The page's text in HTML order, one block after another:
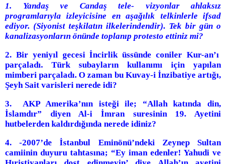
1. Yandaş ve Candaş tele- vizyonlar ahlaksız
programlarıyla izleyicisine en aşağılık telkinlerle ifsad
ediyor. (Siyonist teşkilatın ilkelerindendir). Tek bir gün o
kanalizasyonların önünde toplanıp protesto ettiniz mi?
2. Bir yeniyıl gecesi İncirlik üssünde coniler Kur-an’ı
parçaladı. Türk subayların kullanımı için yapılan
mimberi parçaladı. O zaman bu Kuvay-i İnzibatiye artığı,
Şeyh Sait varisleri nerede idi?
3. AKP Amerika’nın isteği ile; “Allah katında din,
İslamdır” diyen Al-i İmran suresinin 19. Ayetini
hutbelerden kaldırdığında nerede idiniz?
4. -2007’de İstanbul Eminönü’ndeki Zeynep Sultan
camiinin duyuru tahtasına; “Ey iman edenler! Yahudi ve